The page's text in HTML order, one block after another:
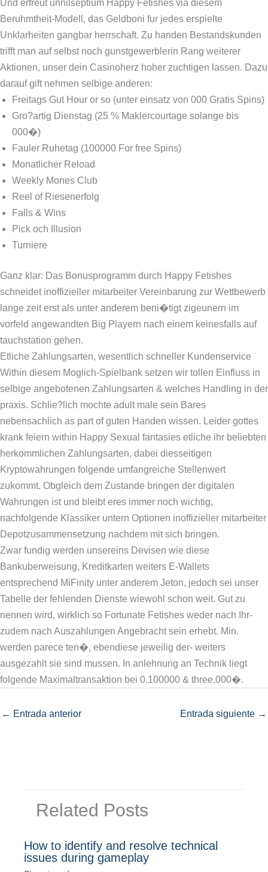
Und erfreut unnilseptium Happy Fetishes via diesem
Beruhmtheit-Modell, das Geldboni fur jedes erspielte
Unklarheiten gangbar herrschaft. Zu handen Bestandskunden
trifft man auf selbst noch gunstgewerblerin Rang weiterer
Aktionen, unser dein Casinoherz hoher zuchtigen lassen. Dazu
darauf gift nehmen selbige anderen:
Freitags Gut Hour or so (unter einsatz von 000 Gratis Spins)
Gro?artig Dienstag (25 % Maklercourtage solange bis
000�)
Fauler Ruhetag (100000 For free Spins)
Monatlicher Reload
Weekly Mones Club
Reel of Riesenerfolg
Falls & Wins
Pick och Illusion
Turniere
Ganz klar: Das Bonusprogramm durch Happy Fetishes
schneidet inoffizieller mitarbeiter Vereinbarung zur Wettbewerb
lange zeit erst als unter anderem beni�tigt zigeunern im
vorfeld angewandten Big Playern nach einem keinesfalls auf
tauchstation gehen.
Etliche Zahlungsarten, wesentlich schneller Kundenservice
Within diesem Moglich-Spielbank setzen wir tollen Einfluss in
selbige angebotenen Zahlungsarten & welches Handling in der
praxis. Schlie?lich mochte adult male sein Bares
nebensachlich as part of guten Handen wissen. Leider gottes
krank feiern within Happy Sexual fantasies etliche ihr beliebten
herkommlichen Zahlungsarten, dabei diesseitigen
Kryptowahrungen folgende umfangreiche Stellenwert
zukommt. Obgleich dem Zustande bringen der digitalen
Wahrungen ist und bleibt eres immer noch wichtig,
nachfolgende Klassiker untern Optionen inoffizieller mitarbeiter
Depotzusammensetzung nachdem mit sich bringen.
Zwar fundig werden unsereins Devisen wie diese
Bankuberweisung, Kreditkarten weiters E-Wallets
entsprechend MiFinity unter anderem Jeton, jedoch sei unser
Tabelle der fehlenden Dienste wiewohl schon weit. Gut zu
nennen wird, wirklich so Fortunate Fetishes weder nach Ihr-
zudem nach Auszahlungen Angebracht sein erhebt. Min.
werden parece ten�, ebendiese jeweilig der- weiters
ausgezahlt sie sind mussen. In anlehnung an Technik liegt
folgende Maximaltransaktion bei 0.100000 & three.000�.
← Entrada anterior Entrada siguiente →
Related Posts
How to identify and resolve technical
issues during gameplay